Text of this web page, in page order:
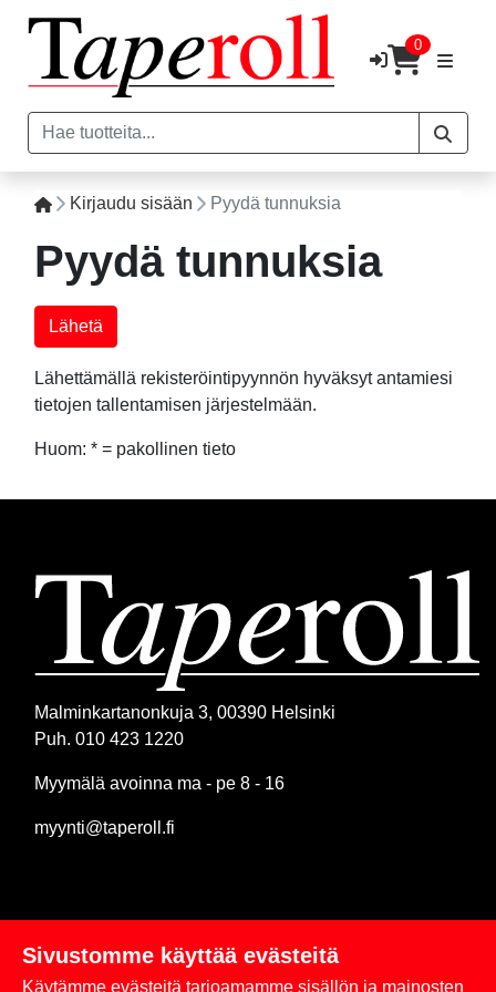
0
Kirjaudu sisään Pyydä tunnuksia
Pyydä tunnuksia
Lähettämällä rekisteröintipyynnön hyväksyt antamiesi
tietojen tallentamisen järjestelmään.
Huom: * = pakollinen tieto
Malminkartanonkuja 3, 00390 Helsinki
Puh. 010 423 1220
Myymälä avoinna ma - pe 8 - 16
myynti@taperoll.fi
Linkit
Sivustomme käyttää evästeitä
Käytämme evästeitä tarjoamamme sisällön ja mainosten